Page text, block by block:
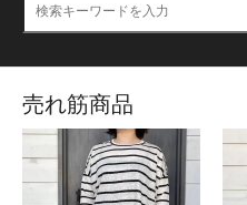
売れ筋商品